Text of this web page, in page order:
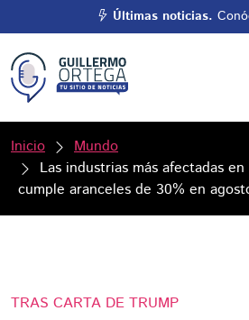
Últimas noticias.
Inicio
Mundo
Las industrias más afectadas
cumple aranceles de 30% en
TRAS CARTA DE TRUMP